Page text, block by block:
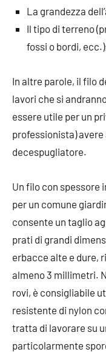
La grandezza
Il tipo di terreno
fossi o bordi,
In altre parole, il filo
lavori che si
essere utile per un
professionista)
decespugliatore.
Un filo con spessore
per un comune
consente un taglio
prati di grandi
erbacce alte e dure,
almeno 3 millimetri.
rovi, è consigliabile
resistente di nylon
tratta di lavorare su
particolarmente